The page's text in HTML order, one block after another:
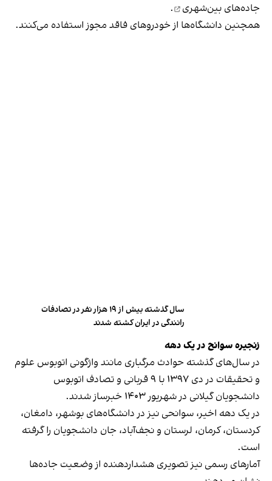
جاده‌های بین‌شهری
.
همچنین دانشگاه‌ها از خودروهای فاقد مجوز استفاده می‌کنند.
سال گذشته بیش از ۱۹ هزار نفر در تصادفات
رانندگی در ایران کشته شدند
زنجیره سوانح در یک دهه
در سال‌های گذشته حوادث مرگباری مانند واژگونی اتوبوس علوم
و تحقیقات در دی ۱۳۹۷ با ۹ قربانی و تصادف اتوبوس
دانشجویان گیلانی در شهریور ۱۴۰۳ خبرساز شدند.
در یک دهه اخیر، سوانحی نیز در دانشگاه‌های بوشهر، دامغان،
کردستان، کرمان، لرستان و نجف‌آباد، جان دانشجویان را گرفته
است.
آمارهای رسمی نیز تصویری هشداردهنده از وضعیت جاده‌ها